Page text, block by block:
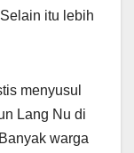
itu lebih
menyusul
Lang Nu di
warga